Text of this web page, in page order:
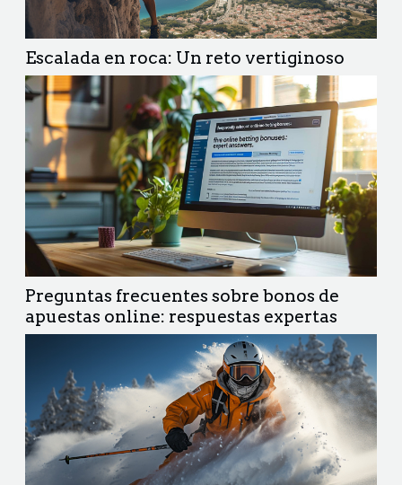
Escalada en roca: Un reto vertiginoso
Preguntas frecuentes sobre bonos de
apuestas online: respuestas expertas